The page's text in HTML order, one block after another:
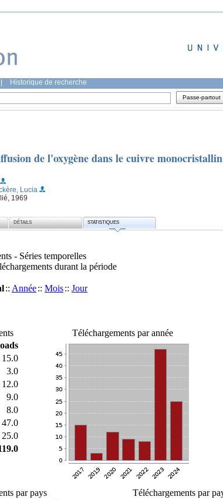
Historique de recherche
Passe-partout
de l'oxygène dans le cuivre monocristallin
Lucia
1969
DÉTAILS STATISTIQUES